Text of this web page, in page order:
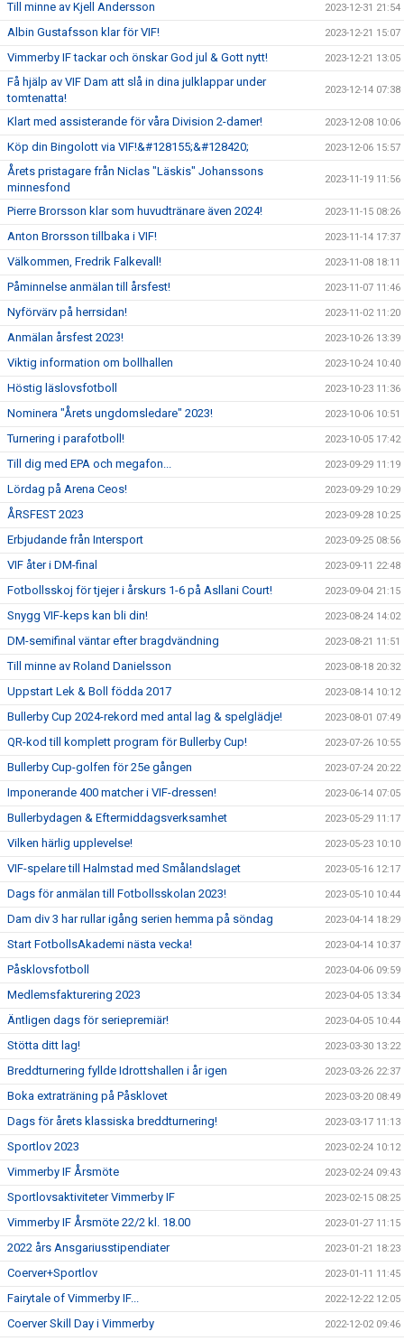
Till minne av Kjell Andersson 2023-12-31 21:54
Albin Gustafsson klar för VIF! 2023-12-21 15:07
Vimmerby IF tackar och önskar God jul & Gott nytt! 2023-12-21 13:05
Få hjälp av VIF Dam att slå in dina julklappar under
tomtenatta!
2023-12-14 07:38
Klart med assisterande för våra Division 2-damer! 2023-12-08 10:06
Köp din Bingolott via VIF!&#128155;&#128420; 2023-12-06 15:57
Årets pristagare från Niclas "Läskis" Johanssons
minnesfond
2023-11-19 11:56
Pierre Brorsson klar som huvudtränare även 2024! 2023-11-15 08:26
Anton Brorsson tillbaka i VIF! 2023-11-14 17:37
Välkommen, Fredrik Falkevall! 2023-11-08 18:11
Påminnelse anmälan till årsfest! 2023-11-07 11:46
Nyförvärv på herrsidan! 2023-11-02 11:20
Anmälan årsfest 2023! 2023-10-26 13:39
Viktig information om bollhallen 2023-10-24 10:40
Höstig läslovsfotboll 2023-10-23 11:36
Nominera "Årets ungdomsledare" 2023! 2023-10-06 10:51
Turnering i parafotboll! 2023-10-05 17:42
Till dig med EPA och megafon... 2023-09-29 11:19
Lördag på Arena Ceos! 2023-09-29 10:29
ÅRSFEST 2023 2023-09-28 10:25
Erbjudande från Intersport 2023-09-25 08:56
VIF åter i DM-final 2023-09-11 22:48
Fotbollsskoj för tjejer i årskurs 1-6 på Asllani Court! 2023-09-04 21:15
Snygg VIF-keps kan bli din! 2023-08-24 14:02
DM-semifinal väntar efter bragdvändning 2023-08-21 11:51
Till minne av Roland Danielsson 2023-08-18 20:32
Uppstart Lek & Boll födda 2017 2023-08-14 10:12
Bullerby Cup 2024-rekord med antal lag & spelglädje! 2023-08-01 07:49
QR-kod till komplett program för Bullerby Cup! 2023-07-26 10:55
Bullerby Cup-golfen för 25e gången 2023-07-24 20:22
Imponerande 400 matcher i VIF-dressen! 2023-06-14 07:05
Bullerbydagen & Eftermiddagsverksamhet 2023-05-29 11:17
Vilken härlig upplevelse! 2023-05-23 10:10
VIF-spelare till Halmstad med Smålandslaget 2023-05-16 12:17
Dags för anmälan till Fotbollsskolan 2023! 2023-05-10 10:44
Dam div 3 har rullar igång serien hemma på söndag 2023-04-14 18:29
Start FotbollsAkademi nästa vecka! 2023-04-14 10:37
Påsklovsfotboll 2023-04-06 09:59
Medlemsfakturering 2023 2023-04-05 13:34
Äntligen dags för seriepremiär! 2023-04-05 10:44
Stötta ditt lag! 2023-03-30 13:22
Breddturnering fyllde Idrottshallen i år igen 2023-03-26 22:37
Boka extraträning på Påsklovet 2023-03-20 08:49
Dags för årets klassiska breddturnering! 2023-03-17 11:13
Sportlov 2023 2023-02-24 10:12
Vimmerby IF Årsmöte 2023-02-24 09:43
Sportlovsaktiviteter Vimmerby IF 2023-02-15 08:25
Vimmerby IF Årsmöte 22/2 kl. 18.00 2023-01-27 11:15
2022 års Ansgariusstipendiater 2023-01-21 18:23
Coerver+Sportlov 2023-01-11 11:45
Fairytale of Vimmerby IF... 2022-12-22 12:05
Coerver Skill Day i Vimmerby 2022-12-02 09:46